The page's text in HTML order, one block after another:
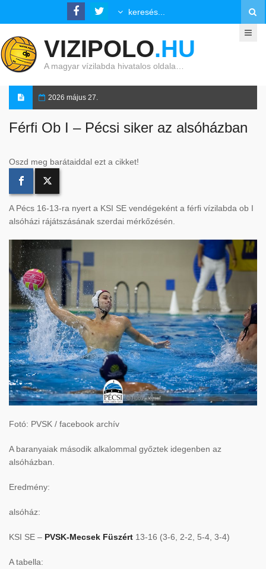
VIZIPOLO.HU
A magyar vízilabda hivatalos oldala…
2026 május 27.
Férfi Ob I – Pécsi siker az alsóházban
Oszd meg barátaiddal ezt a cikket!
A Pécs 16-13-ra nyert a KSI SE vendégeként a férfi vízilabda ob I
alsóházi rájátszásának szerdai mérkőzésén.
Fotó: PVSK / facebook archív
A baranyaiak második alkalommal győztek idegenben az
alsóházban.
Eredmény:
alsóház:
KSI SE – PVSK-Mecsek Füszért 13-16 (3-6, 2-2, 5-4, 3-4)
A tabella: